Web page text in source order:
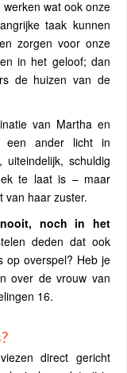
wat ook onze
taak kunnen
zorgen voor onze
in het geloof; dan
de huizen van de
van Martha en
een ander licht in
schuldig
te laat is – maar
van haar zuster.
nooit, noch in het
deden dat ook
op overspel? Heb je
over de vrouw van
16.
direct gericht